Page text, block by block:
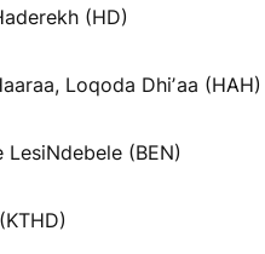
(HD)
Loqoda Dhiʼaa (HAH)
(BEN)